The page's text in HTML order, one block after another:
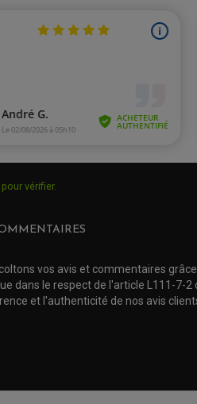
vérifier.
vos avis et commentaires
dans le respect de l'article L111-7-
et l'authenticité de nos avis